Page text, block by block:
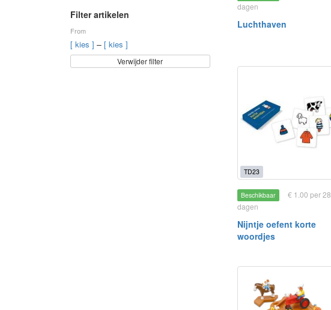
Filter artikelen
From
[ kies ] – [ kies ]
Verwijder filter
dagen
Luchthaven
TD23
Beschikbaar
€ 1.00 per 28
dagen
Nijntje oefent korte
woordjes